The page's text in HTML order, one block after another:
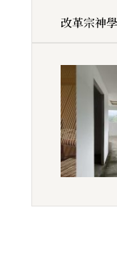
改革宗神